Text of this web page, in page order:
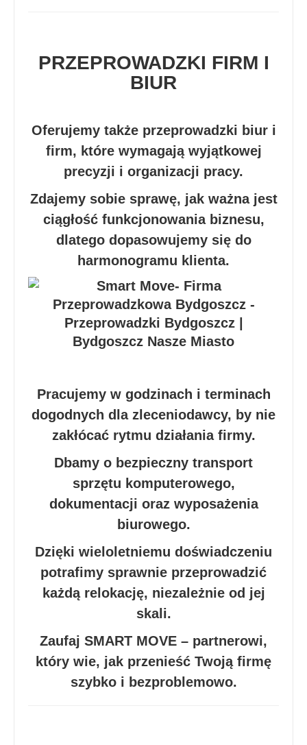
PRZEPROWADZKI FIRM I
BIUR
Oferujemy także przeprowadzki biur i
firm, które wymagają wyjątkowej
precyzji i organizacji pracy.
Zdajemy sobie sprawę, jak ważna jest
ciągłość funkcjonowania biznesu,
dlatego dopasowujemy się do
harmonogramu klienta.
Pracujemy w godzinach i terminach
dogodnych dla zleceniodawcy, by nie
zakłócać rytmu działania firmy.
Dbamy o bezpieczny transport
sprzętu komputerowego,
dokumentacji oraz wyposażenia
biurowego.
Dzięki wieloletniemu doświadczeniu
potrafimy sprawnie przeprowadzić
każdą relokację, niezależnie od jej
skali.
Zaufaj SMART MOVE – partnerowi,
który wie, jak przenieść Twoją firmę
szybko i bezproblemowo.